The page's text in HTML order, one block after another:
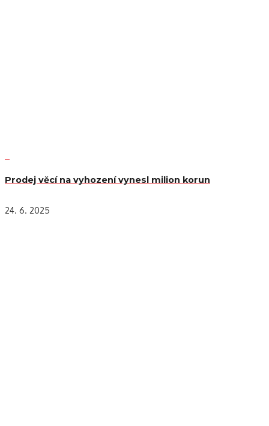
Prodej věcí na vyhození vynesl milion korun
24. 6. 2025